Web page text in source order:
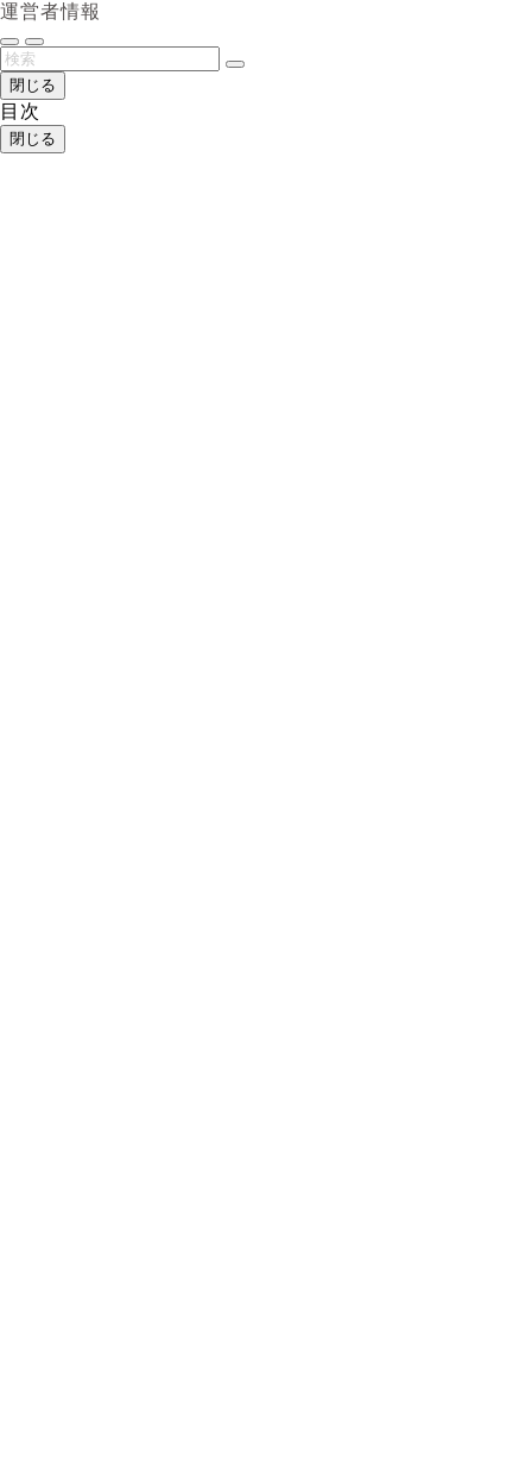
運営者情報
閉じる
目次
閉じる